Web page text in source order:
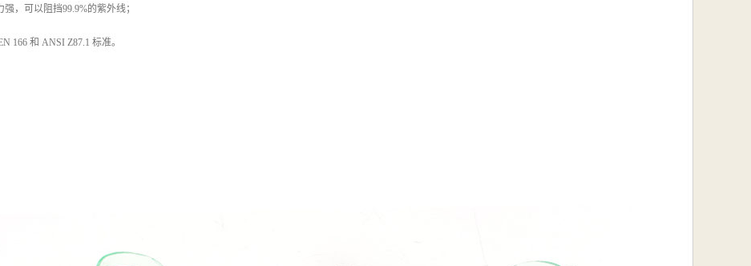
强，可以阻挡99.9%的紫外线；
166 和 ANSI Z87.1 标准。